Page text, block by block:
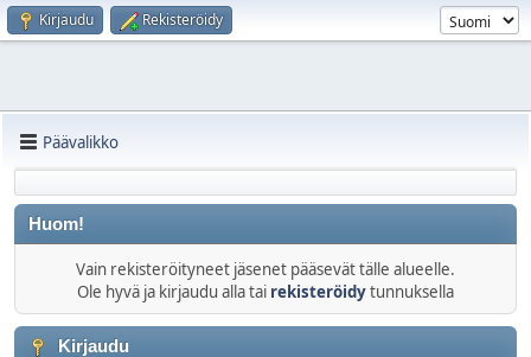
Kirjaudu Rekisteröidy
Päävalikko
Huom!
Vain rekisteröityneet jäsenet pääsevät tälle alueelle.
Ole hyvä ja kirjaudu alla tai rekisteröidytunnuksella
Kirjaudu